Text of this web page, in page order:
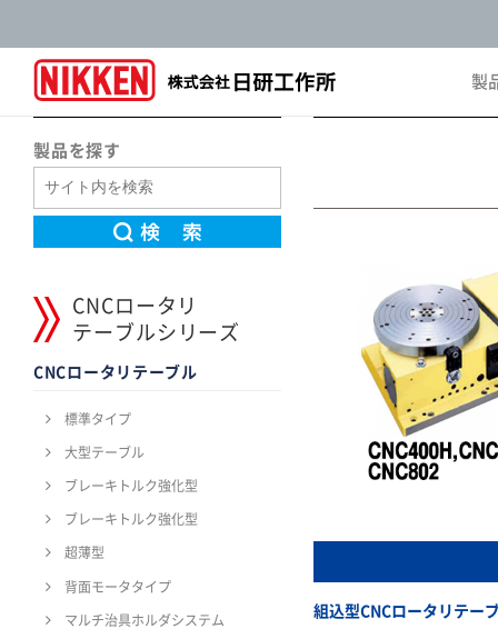
製
製品を探す
CNCロータリ
テーブルシリーズ
CNCロータリテーブル
標準タイプ
大型テーブル
ブレーキトルク強化型
ブレーキトルク強化型
超薄型
背面モータタイプ
マルチ治具ホルダシステム
組込型CNCロータリテー